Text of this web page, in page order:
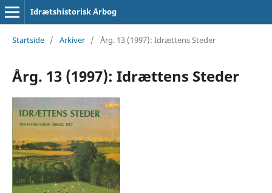
Idrætshistorisk Årbog
Startside / Arkiver / Årg. 13 (1997): Idrættens Steder
Årg. 13 (1997): Idrættens Steder